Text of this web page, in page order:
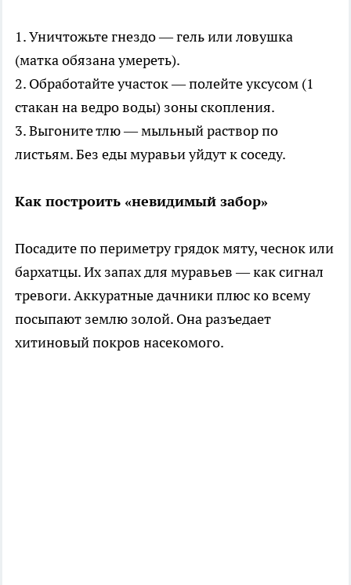
1. Уничтожьте гнездо — гель или ловушка
(матка обязана умереть).
2. Обработайте участок — полейте уксусом (1
стакан на ведро воды) зоны скопления.
3. Выгоните тлю — мыльный раствор по
листьям. Без еды муравьи уйдут к соседу.
Как построить «невидимый забор»
Посадите по периметру грядок мяту, чеснок или
бархатцы. Их запах для муравьев — как сигнал
тревоги. Аккуратные дачники плюс ко всему
посыпают землю золой. Она разъедает
хитиновый покров насекомого.